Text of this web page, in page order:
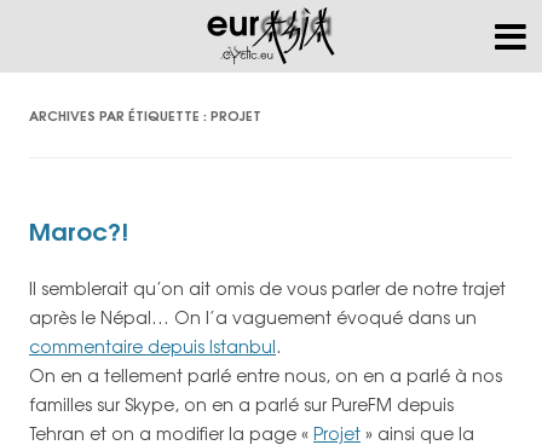
ARCHIVES PAR ÉTIQUETTE : PROJET
Maroc?!
Il semblerait qu’on ait omis de vous parler de notre trajet
après le Népal… On l’a vaguement évoqué dans un
commentaire depuis Istanbul.
On en a tellement parlé entre nous, on en a parlé à nos
familles sur Skype, on en a parlé sur PureFM depuis
Tehran et on a modifier la page « Projet » ainsi que la